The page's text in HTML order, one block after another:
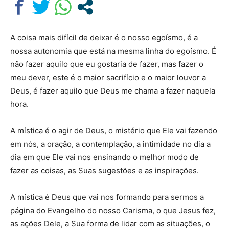
A coisa mais difícil de deixar é o nosso egoísmo, é a
nossa autonomia que está na mesma linha do egoísmo. É
não fazer aquilo que eu gostaria de fazer, mas fazer o
meu dever, este é o maior sacrifício e o maior louvor a
Deus, é fazer aquilo que Deus me chama a fazer naquela
hora.
A mística é o agir de Deus, o mistério que Ele vai fazendo
em nós, a oração, a contemplação, a intimidade no dia a
dia em que Ele vai nos ensinando o melhor modo de
fazer as coisas, as Suas sugestões e as inspirações.
A mística é Deus que vai nos formando para sermos a
página do Evangelho do nosso Carisma, o que Jesus fez,
as ações Dele, a Sua forma de lidar com as situações, o